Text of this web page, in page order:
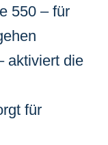
550 – für
aktiviert die
für